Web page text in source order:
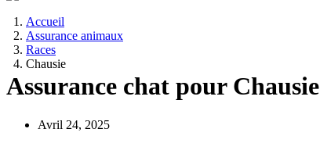
Accueil
Assurance animaux
Races
Chausie
Assurance chat pour Chausie
Avril 24, 2025